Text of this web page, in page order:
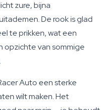
zure, bijna
De rook is glad
te prikken, wat een
opzichte van sommige
Auto een sterke
wilt maken. Het